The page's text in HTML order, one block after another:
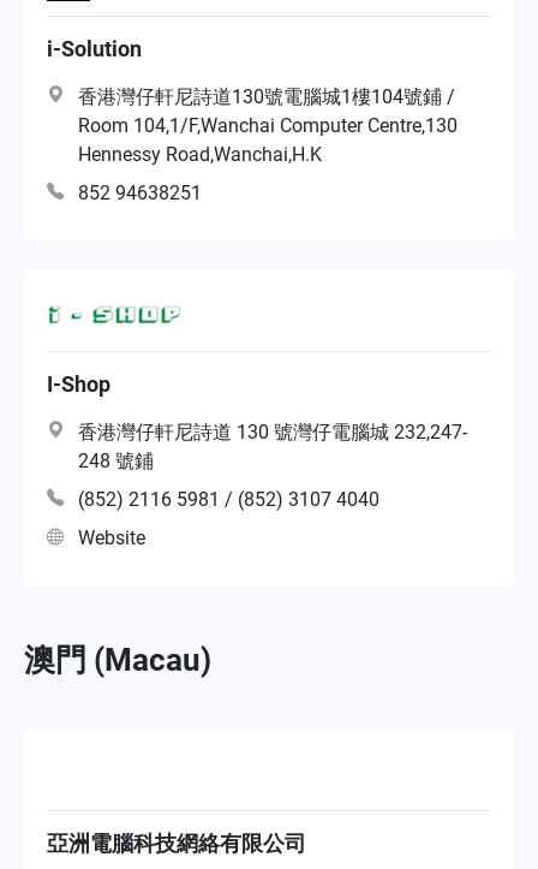
i-Solution
香港灣仔軒尼詩道130號電腦城1樓104號鋪 /
Room 104,1/F,Wanchai Computer Centre,130
Hennessy Road,Wanchai,H.K
852 94638251
I-Shop
香港灣仔軒尼詩道 130 號灣仔電腦城 232,247-
248 號鋪
(852) 2116 5981 / (852) 3107 4040
Website
澳門 (Macau)
亞洲電腦科技網絡有限公司